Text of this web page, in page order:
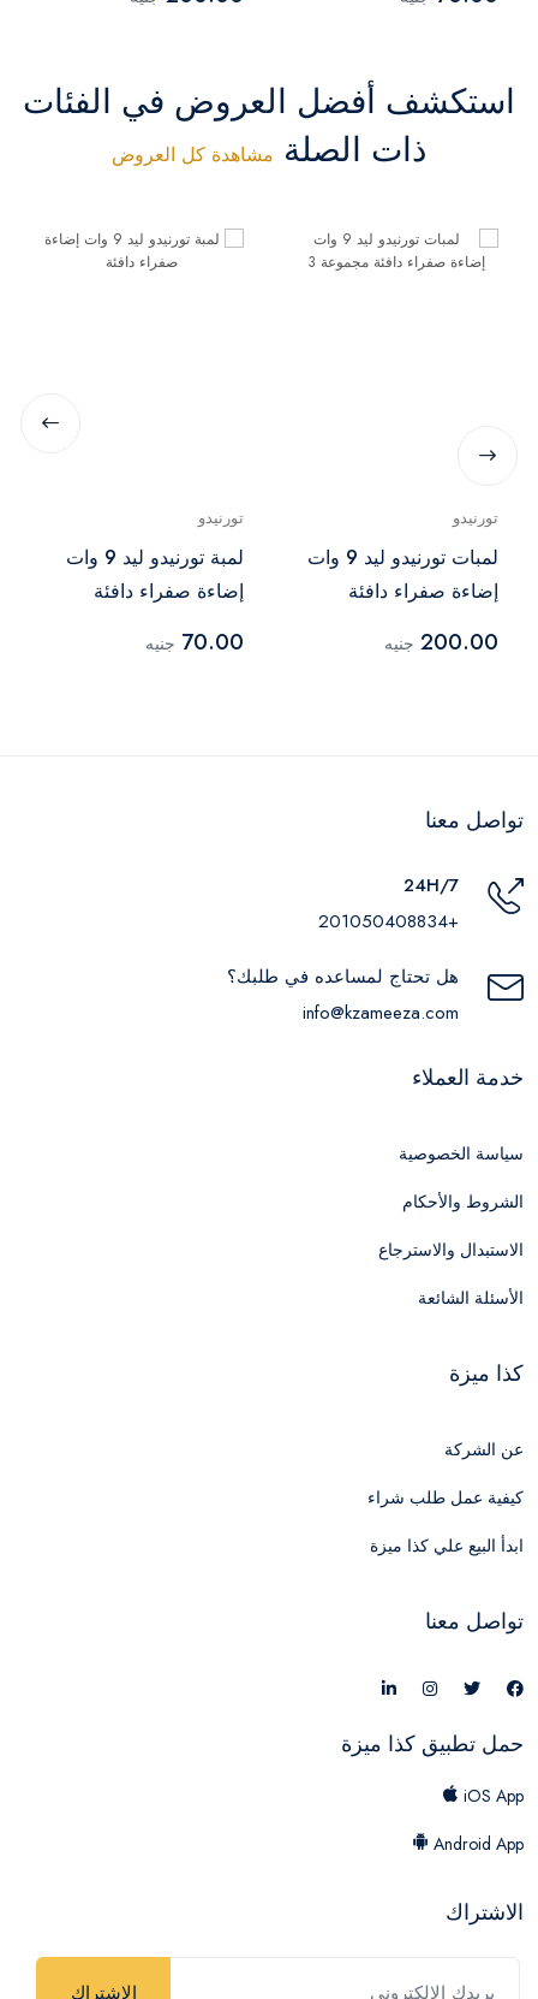
استكشف أفضل العروض في الفئات
ذات الصلة مشاهدة كل العروض
تورنيدو
لمبات تورنيدو ليد 9 وات
إضاءة صفراء دافئة
200.00 جنيه
تورنيدو
لمبة تورنيدو ليد 9 وات
إضاءة صفراء دافئة
70.00 جنيه
تواصل معنا
24H/7
+201050408834
هل تحتاج لمساعده في طلبك؟
info@kzameeza.com
خدمة العملاء
سياسة الخصوصية
الشروط والأحكام
الاستبدال والاسترجاع
الأسئلة الشائعة
كذا ميزة
عن الشركة
كيفية عمل طلب شراء
ابدأ البيع علي كذا ميزة
تواصل معنا
حمل تطبيق كذا ميزة
iOS App
Android App
الاشتراك
الاشتراك